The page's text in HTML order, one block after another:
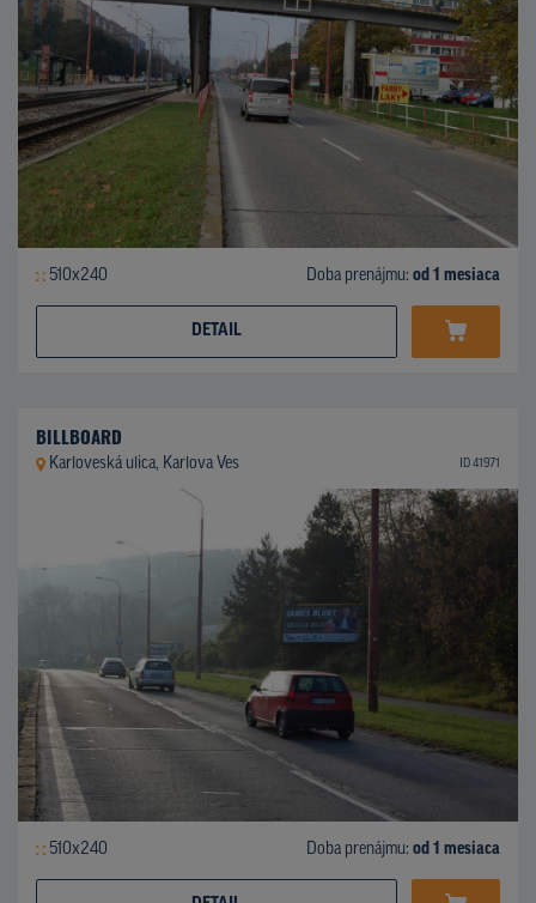
510x240 Doba prenájmu: od 1 mesiaca
DETAIL
BILLBOARD
Karloveská ulica, Karlova Ves ID 41971
510x240 Doba prenájmu: od 1 mesiaca